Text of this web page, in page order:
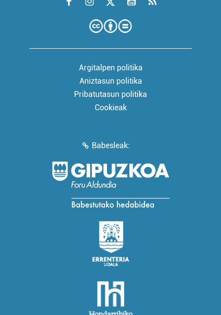
Argitalpen politika
Aniztasun politika
Pribatutasun politika
Cookieak
Babesleak: